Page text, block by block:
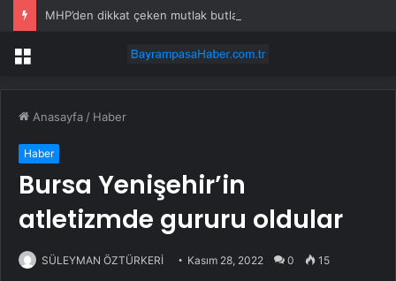
MHP’den dikkat çeken mutlak butlan itirazı
Menü
Anasayfa / Haber
Haber
Bursa Yenişehir’in
atletizmde gururu oldular
SÜLEYMAN ÖZTÜRKERİ Kasım 28, 2022 0 15